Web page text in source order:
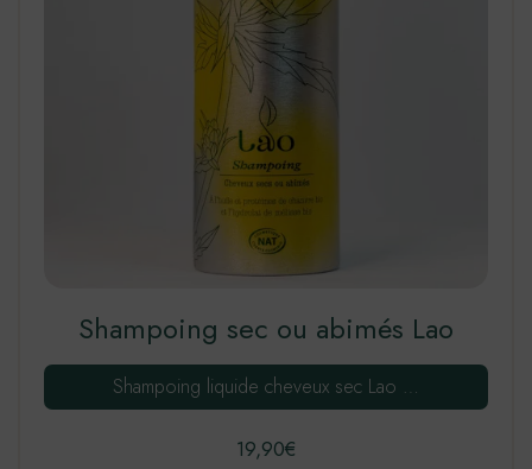
Shampoing sec ou abimés Lao
Shampoing liquide cheveux sec Lao …
19,90€